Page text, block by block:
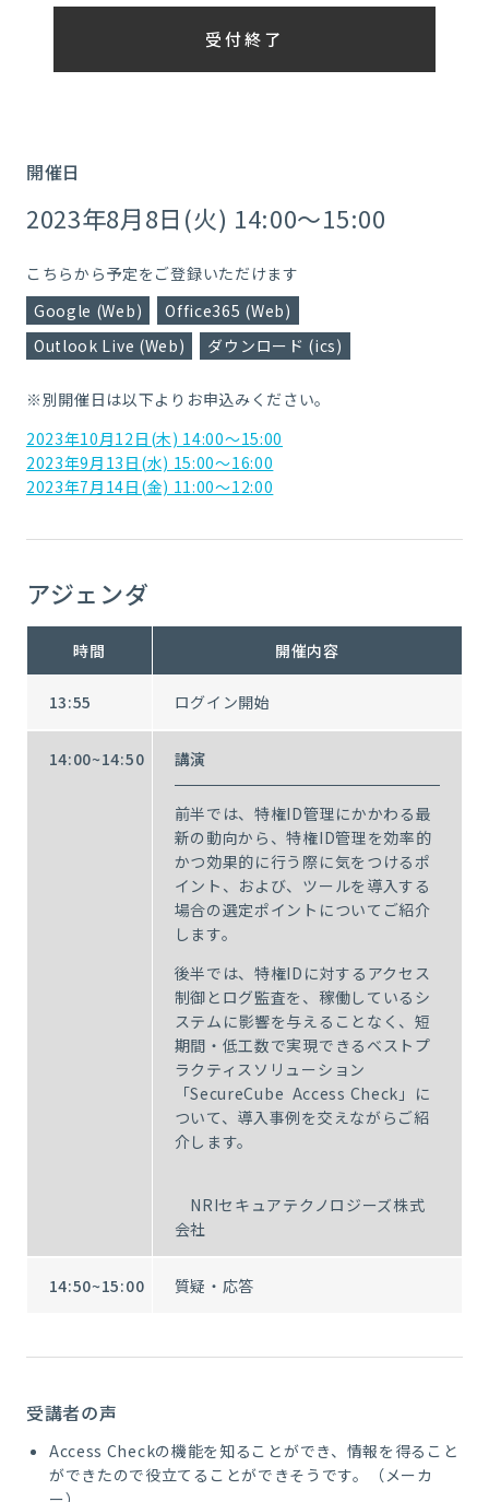
受付終了
開催日
2023年8月8日(火) 14:00～15:00
こちらから予定をご登録いただけます
Google (Web)
Office365 (Web)
Outlook Live (Web)
ダウンロード (ics)
※別開催日は以下よりお申込みください。
2023年10月12日(木) 14:00～15:00
2023年9月13日(水) 15:00～16:00
2023年7月14日(金) 11:00～12:00
アジェンダ
時間 開催内容
13:55 ログイン開始
14:00~14:50 講演
前半では、特権ID管理にかかわる最
新の動向から、特権ID管理を効率的
かつ効果的に行う際に気をつけるポ
イント、および、ツールを導入する
場合の選定ポイントについてご紹介
します。
後半では、特権IDに対するアクセス
制御とログ監査を、稼働しているシ
ステムに影響を与えることなく、短
期間・低工数で実現できるベストプ
ラクティスソリューション
「SecureCube Access Check」に
ついて、導入事例を交えながらご紹
介します。
NRIセキュアテクノロジーズ株式
会社
14:50~15:00 質疑・応答
受講者の声
Access Checkの機能を知ることができ、情報を得ること
ができたので役立てることができそうです。（メーカ